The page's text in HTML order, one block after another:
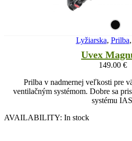
Lyžiarska, Prilba,
Uvex
149.00 €
Prilba v nadmernej veľkosti pre
ventilačným systémom. Dobre sa
systému
AVAILABILITY: In stock